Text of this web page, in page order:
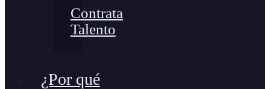
Contrata
Talento
¿Por qué